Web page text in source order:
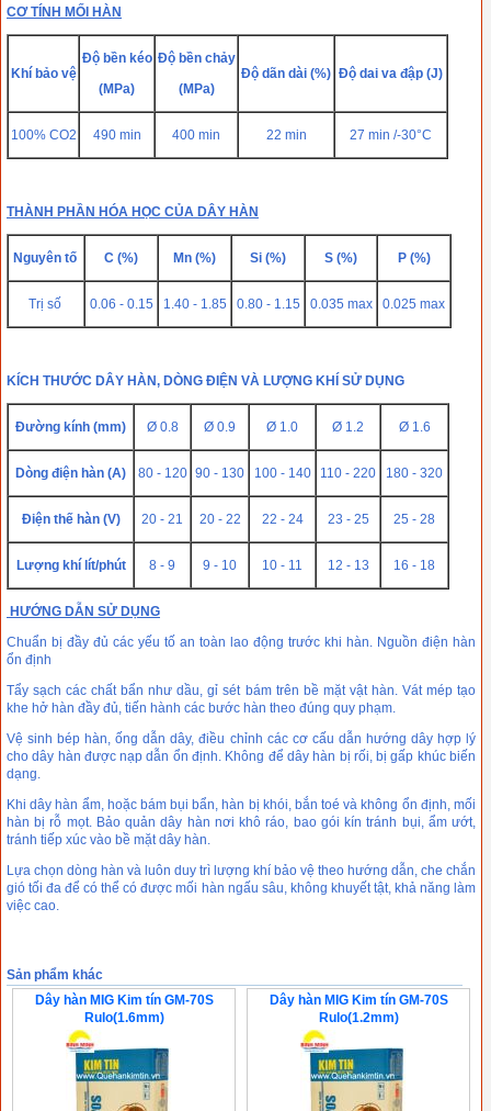
CƠ TÍNH MỐI HÀN
Khí bảo vệ
Độ bền kéo
(MPa)
Độ bền chảy
(MPa)
Độ dãn dài (%) Độ dai va đập (J)
100% CO2 490 min 400 min 22 min 27 min /-30°C
THÀNH PHẦN HÓA HỌC CỦA DÂY HÀN
Nguyên tố C (%) Mn (%) Si (%) S (%) P (%)
Trị số 0.06 - 0.15 1.40 - 1.85 0.80 - 1.15 0.035 max 0.025 max
KÍCH THƯỚC DÂY HÀN, DÒNG ĐIỆN VÀ LƯỢNG KHÍ SỬ DỤNG
Đường kính (mm) Ø 0.8 Ø 0.9 Ø 1.0 Ø 1.2 Ø 1.6
Dòng điện hàn (A) 80 - 120 90 - 130 100 - 140 110 - 220 180 - 320
Điện thế hàn (V) 20 - 21 20 - 22 22 - 24 23 - 25 25 - 28
Lượng khí lít/phút 8 - 9 9 - 10 10 - 11 12 - 13 16 - 18
HƯỚNG DẪN SỬ DỤNG
Chuẩn bị đầy đủ các yếu tố an toàn lao động trước khi hàn. Nguồn điện hàn
ổn định
Tẩy sạch các chất bẩn như dầu, gỉ sét bám trên bề mặt vật hàn. Vát mép tạo
khe hở hàn đầy đủ, tiến hành các bước hàn theo đúng quy phạm.
Vệ sinh bép hàn, ống dẫn dây, điều chỉnh các cơ cấu dẫn hướng dây hợp lý
cho dây hàn được nạp dẫn ổn định. Không để dây hàn bị rối, bị gấp khúc biến
dạng.
Khi dây hàn ẩm, hoặc bám bụi bẩn, hàn bị khói, bắn toé và không ổn định, mối
hàn bị rỗ mọt. Bảo quản dây hàn nơi khô ráo, bao gói kín tránh bụi, ẩm ướt,
tránh tiếp xúc vào bề mặt dây hàn.
Lựa chọn dòng hàn và luôn duy trì lượng khí bảo vệ theo hướng dẫn, che chắn
gió tối đa để có thể có được mối hàn ngấu sâu, không khuyết tật, khả năng làm
việc cao.
Sản phẩm khác
Dây hàn MIG Kim tín GM-70S
Rulo(1.6mm)
Dây hàn MIG Kim tín GM-70S
Rulo(1.2mm)